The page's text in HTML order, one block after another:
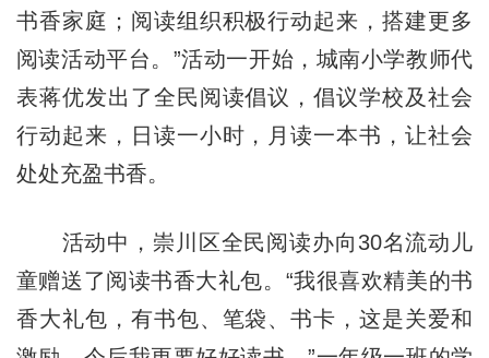
书香家庭；阅读组织积极行动起来，搭建更多
阅读活动平台。”活动一开始，城南小学教师代
表蒋优发出了全民阅读倡议，倡议学校及社会
行动起来，日读一小时，月读一本书，让社会
处处充盈书香。
活动中，崇川区全民阅读办向30名流动儿
童赠送了阅读书香大礼包。“我很喜欢精美的书
香大礼包，有书包、笔袋、书卡，这是关爱和